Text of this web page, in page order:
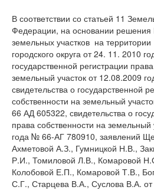
В соответствии со статьей 11
Федерации, на основании
земельных участков на
городского округа от 24. 11. 2010
государственной регистрации
земельный участок от 12.08.2009
свидетельства о государственной
собственности на земельный
66 АД 605322, свидетельства о
права собственности на земельный
года № 66-АГ 780910, заявлений
Ахметовой А.З., Гумницкой Н.В.,
Р.И., Томиловой Л.В., Комаровой
Колобовой Е.П., Комаровой Т.В.,
С.Г., Старцева В.А., Суслова В.А. от